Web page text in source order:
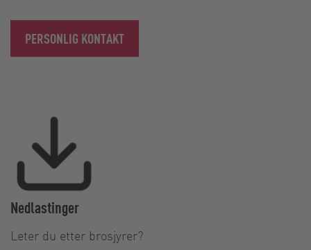
PERSONLIG KONTAKT
Nedlastinger
Leter du etter brosjyrer?